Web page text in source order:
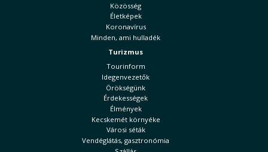
Közösség
Életképek
Koronavírus
Minden, ami hulladék
Turizmus
Tourinform
Idegenvezetők
Örökségünk
Érdekességek
Élmények
Kecskemét környéke
Városi séták
Vendéglátás, gasztronómia